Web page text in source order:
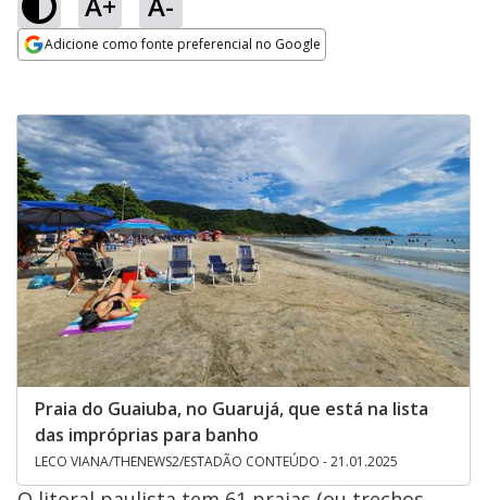
Adicione como fonte preferencial no Google
Praia do Guaiuba, no Guarujá, que está na lista
das impróprias para banho
LECO VIANA/THENEWS2/ESTADÃO CONTEÚDO - 21.01.2025